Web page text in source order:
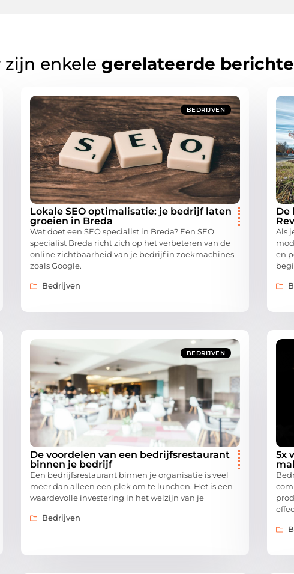
zijn enkele gerelateerde
BEDRIJVEN
Lokale SEO optimalisatie: je bedrijf laten
groeien in Breda
Wat doet een SEO specialist in Breda? Een SEO
specialist Breda richt zich op het verbeteren van de
online zichtbaarheid van je bedrijf in zoekmachines
zoals Google.
Bedrijven
De
Als
en
BEDRIJVEN
De voordelen van een bedrijfsrestaurant
binnen je bedrijf
Een bedrijfsrestaurant binnen je organisatie is veel
meer dan alleen een plek om te lunchen. Het is een
waardevolle investering in het welzijn van je
Bedrijven
5x